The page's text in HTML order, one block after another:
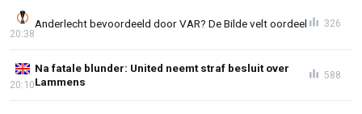
Anderlecht bevoordeeld door VAR? De Bilde velt oordeel
20:38
326
Na fatale blunder: United neemt straf besluit over
Lammens
20:10
588